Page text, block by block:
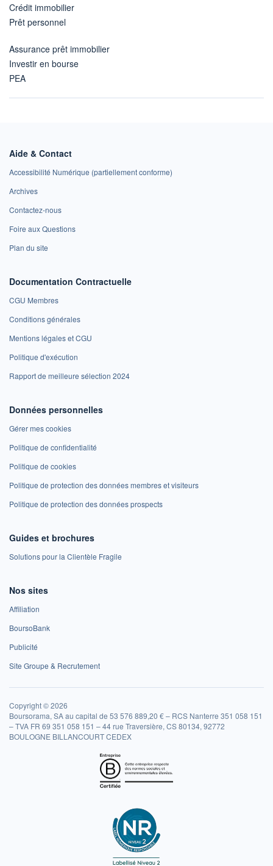
Crédit immobilier
Prêt personnel
Assurance prêt immobilier
Investir en bourse
PEA
Aide & Contact
Accessibilité Numérique (partiellement conforme)
Archives
Contactez-nous
Foire aux Questions
Plan du site
Documentation Contractuelle
CGU Membres
Conditions générales
Mentions légales et CGU
Politique d'exécution
Rapport de meilleure sélection 2024
Données personnelles
Gérer mes cookies
Politique de confidentialité
Politique de cookies
Politique de protection des données membres et visiteurs
Politique de protection des données prospects
Guides et brochures
Solutions pour la Clientèle Fragile
Nos sites
Affiliation
BoursoBank
Publicité
Site Groupe & Recrutement
Copyright © 2026
Boursorama, SA au capital de 53 576 889,20 € – RCS Nanterre 351 058 151
– TVA FR 69 351 058 151 – 44 rue Traversière, CS 80134, 92772
BOULOGNE BILLANCOURT CEDEX